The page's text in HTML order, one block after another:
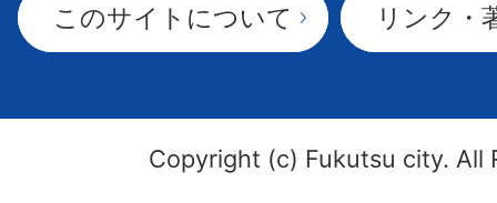
このサイトについて リンク・
Copyright (c) Fukutsu city. All